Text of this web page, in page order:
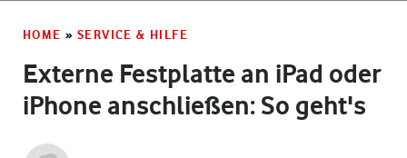
HOME » SERVICE & HILFE
Externe Festplatte an iPad oder
iPhone anschließen: So geht's